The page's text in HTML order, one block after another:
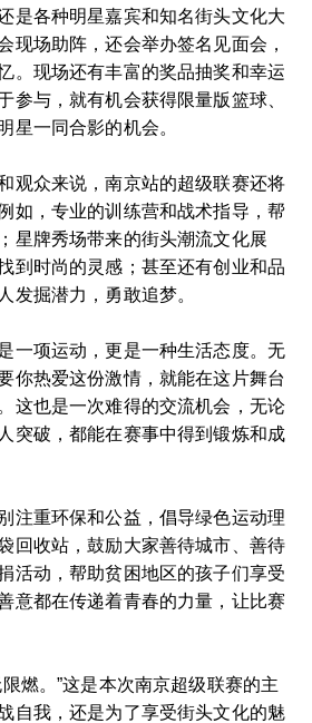
是各种明星嘉宾和知名街头文化大
现场助阵，还会举办签名见面会，
。现场还有丰富的奖品抽奖和幸运
参与，就有机会获得限量版篮球、
星一同合影的机会。
观众来说，南京站的超级联赛还将
如，专业的训练营和战术指导，帮
星牌秀场带来的街头潮流文化展
到时尚的灵感；甚至还有创业和品
发掘潜力，勇敢追梦。
一项运动，更是一种生活态度。无
你热爱这份激情，就能在这片舞台
这也是一次难得的交流机会，无论
突破，都能在赛事中得到锻炼和成
注重环保和公益，倡导绿色运动理
回收站，鼓励大家善待城市、善待
活动，帮助贫困地区的孩子们享受
意都在传递着青春的力量，让比赛
燃。”这是本次南京超级联赛的主
自我，还是为了享受街头文化的魅